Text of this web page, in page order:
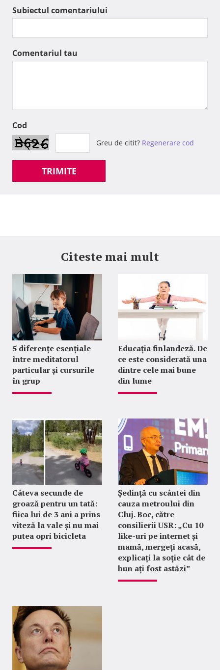
Subiectul comentariului
Comentariul tau
Cod
Greu de citit? Regenerare cod
TRIMITE
Citeste mai mult
5 diferențe esențiale
între meditatorul
particular și cursurile
în grup
Educația finlandeză. De
ce este considerată una
dintre cele mai bune
din lume
Câteva secunde de
groază pentru un tată:
fiica lui de 3 ani a prins
viteză la vale și nu mai
putea opri bicicleta
Ședință cu scântei din
cauza metroului din
Cluj. Boc, către
consilierii USR: „Cu 10
like-uri pe internet și
mamă, mergeți acasă,
explicați la soție cât de
bun ați fost astăzi”